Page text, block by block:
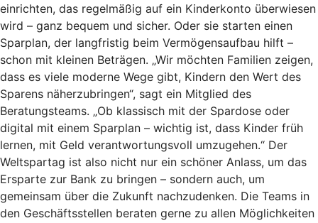
einrichten, das regelmäßig auf ein Kinderkonto überwiesen
wird – ganz bequem und sicher. Oder sie starten einen
Sparplan, der langfristig beim Vermögensaufbau hilft –
schon mit kleinen Beträgen. „Wir möchten Familien zeigen,
dass es viele moderne Wege gibt, Kindern den Wert des
Sparens näherzubringen“, sagt ein Mitglied des
Beratungsteams. „Ob klassisch mit der Spardose oder
digital mit einem Sparplan – wichtig ist, dass Kinder früh
lernen, mit Geld verantwortungsvoll umzugehen.“ Der
Weltspartag ist also nicht nur ein schöner Anlass, um das
Ersparte zur Bank zu bringen – sondern auch, um
gemeinsam über die Zukunft nachzudenken. Die Teams in
den Geschäftsstellen beraten gerne zu allen Möglichkeiten